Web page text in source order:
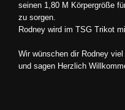
seinen 1,80 M Körpergröße
zu sorgen.
Rodney wird im TSG Trikot
Wir wünschen dir Rodney
und sagen Herzlich